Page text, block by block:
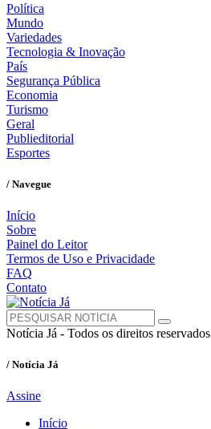
Política
Mundo
Variedades
Tecnologia & Inovação
País
Segurança Pública
Economia
Turismo
Geral
Publieditorial
Esportes
/ Navegue
Início
Sobre
Painel do Leitor
Termos de Uso e Privacidade
FAQ
Contato
Notícia Já - Todos os direitos reservados
/ Notícia Já
Assine
Início